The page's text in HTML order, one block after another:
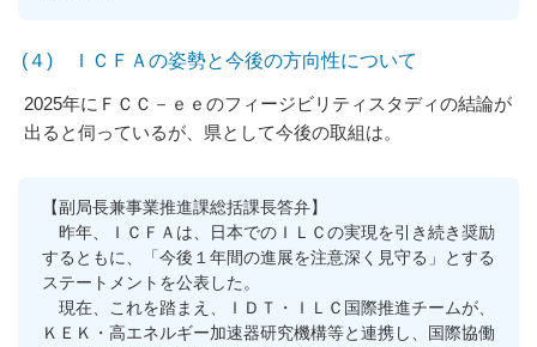
(４) ＩＣＦＡの姿勢と今後の方向性について
2025年にＦＣＣ－ｅｅのフィージビリティスタディの結論が
出ると伺っているが、県として今後の取組は。
【副局長兼事業推進課総括課長答弁】
昨年、ＩＣＦＡは、日本でのＩＬＣの実現を引き続き奨励
するともに、「今後１年間の進展を注意深く見守る」とする
ステートメントを公表した。
現在、これを踏まえ、ＩＤＴ・ＩＬＣ国際推進チームが、
ＫＥＫ・高エネルギー加速器研究機構等と連携し、国際協働